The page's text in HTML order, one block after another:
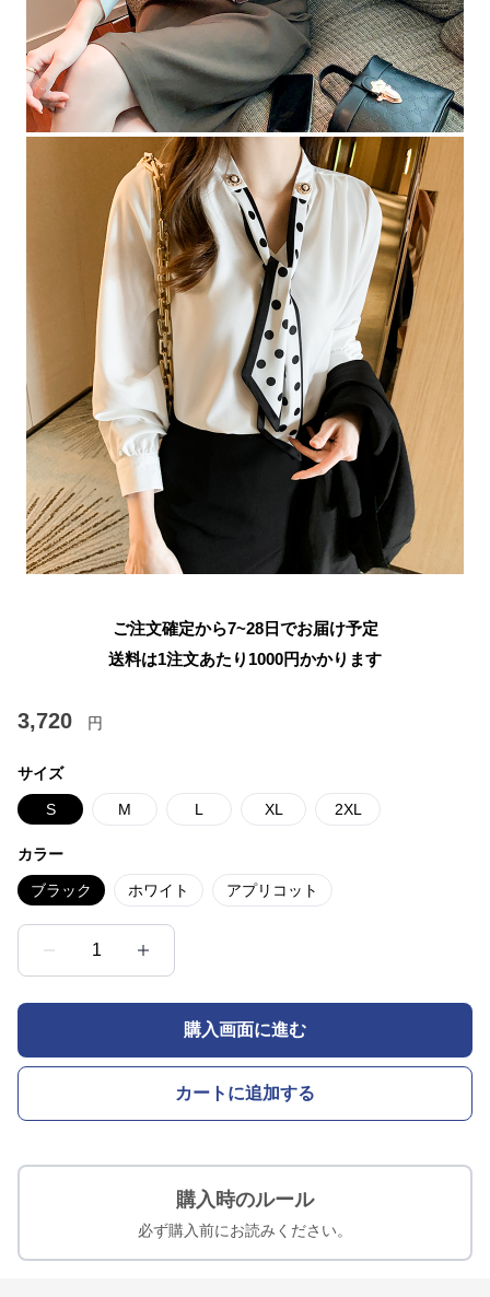
ご注文確定から7~28日でお届け予定
送料は1注文あたり 1000円かかります
3,720 円
サイズ
S M L XL 2XL
カラー
ブラック ホワイト アプリコット
1
購入画面に進む
カートに追加する
購入時のルール
必ず購入前にお読みください。